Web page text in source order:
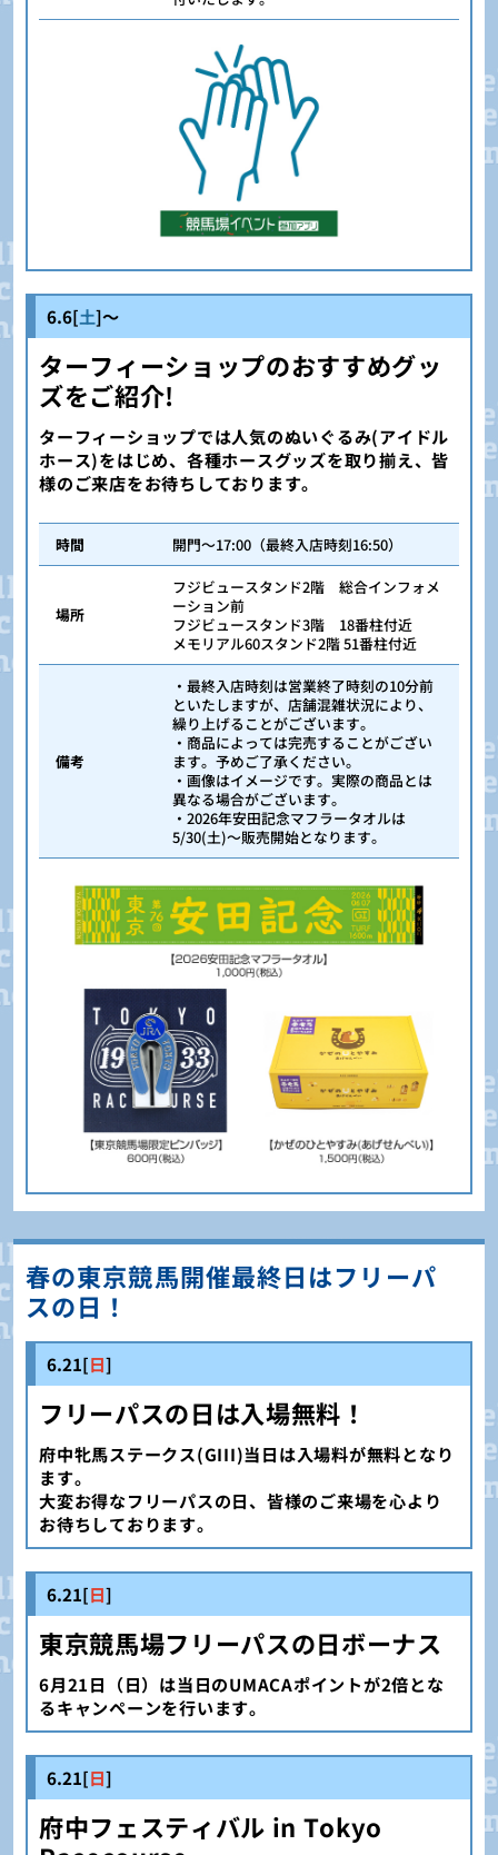
6.6[土]～
ターフィーショップのおすすめグッ
ズをご紹介!
ターフィーショップでは人気のぬいぐるみ(アイドル
ホース)をはじめ、各種ホースグッズを取り揃え、皆
様のご来店をお待ちしております。
時間 開門～17:00（最終入店時刻16:50）
場所
フジビュースタンド2階 総合インフォメ
ーション前
フジビュースタンド3階 18番柱付近
メモリアル60スタンド2階 51番柱付近
備考
・最終入店時刻は営業終了時刻の10分前
といたしますが、店舗混雑状況により、
繰り上げることがございます。
・商品によっては完売することがござい
ます。予めご了承ください。
・画像はイメージです。実際の商品とは
異なる場合がございます。
・2026年安田記念マフラータオルは
5/30(土)～販売開始となります。
春の東京競馬開催最終日はフリーパ
スの日！
6.21[日]
フリーパスの日は入場無料！
府中牝馬ステークス(GIII)当日は入場料が無料となり
ます。
大変お得なフリーパスの日、皆様のご来場を心より
お待ちしております。
6.21[日]
東京競馬場フリーパスの日ボーナス
6月21日（日）は当日のUMACAポイントが2倍とな
るキャンペーンを行います。
6.21[日]
府中フェスティバル in Tokyo